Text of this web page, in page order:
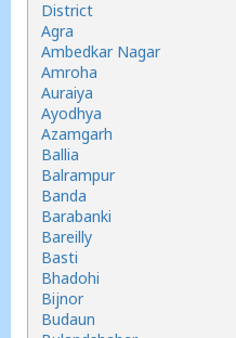
District
Agra
Ambedkar Nagar
Amroha
Auraiya
Ayodhya
Azamgarh
Ballia
Balrampur
Banda
Barabanki
Bareilly
Basti
Bhadohi
Bijnor
Budaun